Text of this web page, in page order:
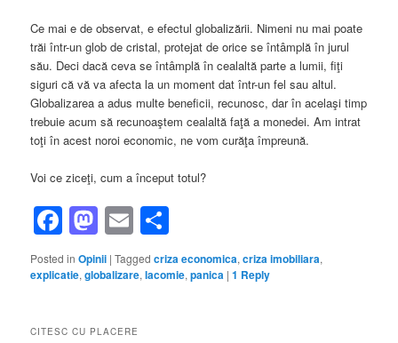
Ce mai e de observat, e efectul globalizării. Nimeni nu mai poate
trăi într-un glob de cristal, protejat de orice se întâmplă în jurul
său. Deci dacă ceva se întâmplă în cealaltă parte a lumii, fiţi
siguri că vă va afecta la un moment dat într-un fel sau altul.
Globalizarea a adus multe beneficii, recunosc, dar în acelaşi timp
trebuie acum să recunoaştem cealaltă faţă a monedei. Am intrat
toţi în acest noroi economic, ne vom curăţa împreună.
Voi ce ziceţi, cum a început totul?
Facebook
Mastodon
Email
Posted in Opinii |Tagged criza economica,criza imobiliara,
explicatie,globalizare,lacomie,panica |1 Reply
CITESC CU PLACERE